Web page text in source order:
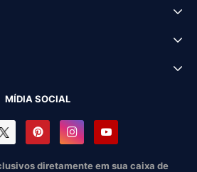
MÍDIA SOCIAL
diretamente em sua caixa de